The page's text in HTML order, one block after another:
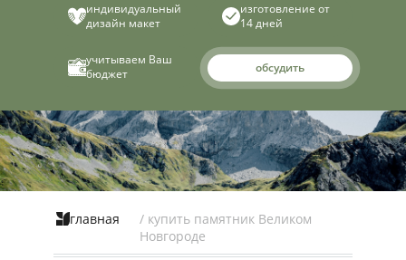
индивидуальный
дизайн макет
изготовление от
14 дней
учитываем Ваш
бюджет
обсудить
главная
/ купить памятник Великом
Новгороде